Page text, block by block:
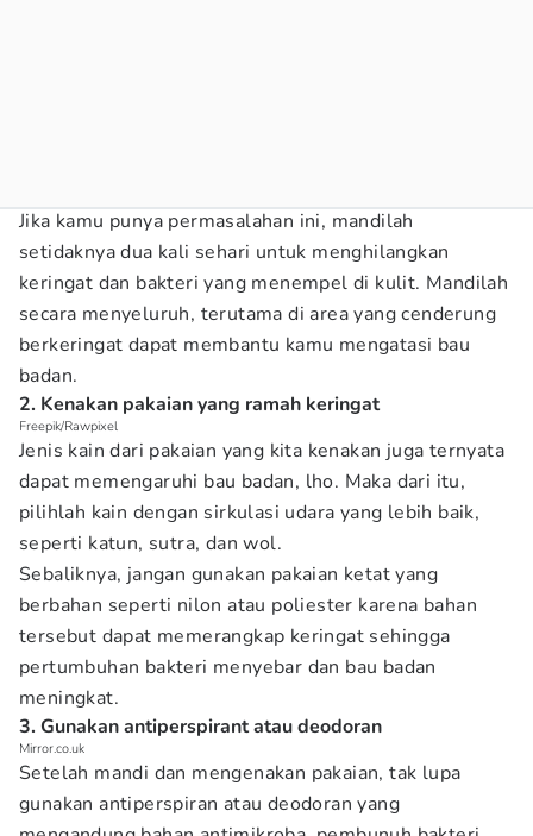
Jika kamu punya permasalahan ini, mandilah
setidaknya dua kali sehari untuk menghilangkan
keringat dan bakteri yang menempel di kulit. Mandilah
secara menyeluruh, terutama di area yang cenderung
berkeringat dapat membantu kamu mengatasi bau
badan.
2. Kenakan pakaian yang ramah keringat
Freepik/Rawpixel
Jenis kain dari pakaian yang kita kenakan juga ternyata
dapat memengaruhi bau badan, lho. Maka dari itu,
pilihlah kain dengan sirkulasi udara yang lebih baik,
seperti katun, sutra, dan wol.
Sebaliknya, jangan gunakan pakaian ketat yang
berbahan seperti nilon atau poliester karena bahan
tersebut dapat memerangkap keringat sehingga
pertumbuhan bakteri menyebar dan bau badan
meningkat.
3. Gunakan antiperspirant atau deodoran
Mirror.co.uk
Setelah mandi dan mengenakan pakaian, tak lupa
gunakan antiperspiran atau deodoran yang